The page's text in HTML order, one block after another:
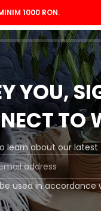
YOU,
TO
learn about our
used in accordance
1000 RON.